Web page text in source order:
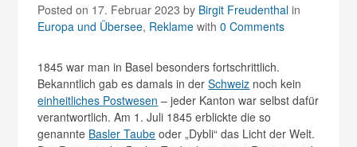
Posted on 17. Februar 2023by Birgit Freudenthal in
Europa und Übersee, Reklame with0 Comments
1845 war man in Basel besonders fortschrittlich.
Bekanntlich gab es damals in derSchweiz noch kein
einheitliches Postwesen – jeder Kanton war selbst dafür
verantwortlich. Am 1. Juli 1845 erblickte die so
genannte Basler Taube oder „Dybli“ das Licht der Welt.